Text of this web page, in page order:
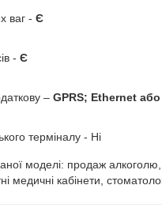
ваг - Є
- Є
– GPRS; Ethernet
терміналу - Ні
моделі: продаж алкоголю,
кабінети,